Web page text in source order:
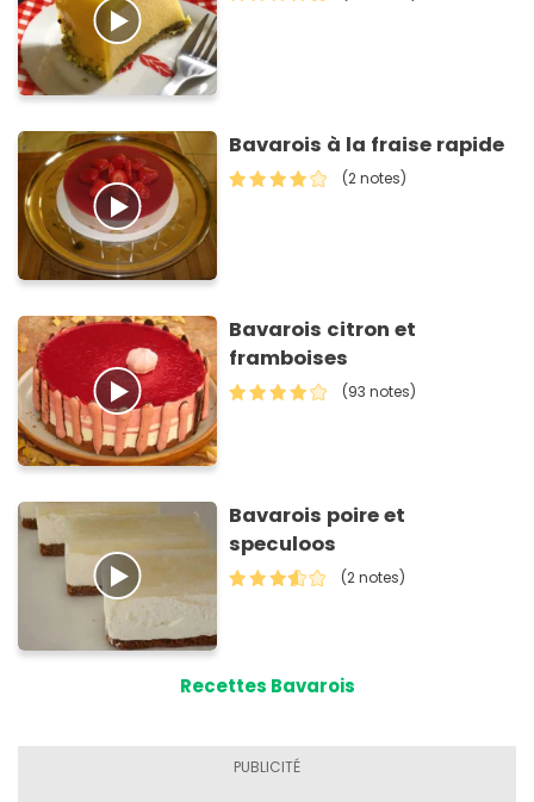
Bavarois à la fraise rapide
(2 notes)
Bavarois citron et
framboises
(93 notes)
Bavarois poire et
speculoos
(2 notes)
Recettes Bavarois